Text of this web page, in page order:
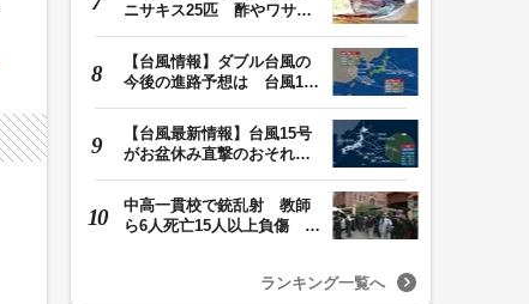
ニサキス25匹 酢やワサビ
【台風情報】ダブル台風の
今後の進路予想は 台風13
【台風最新情報】台風15号
がお盆休み直撃のおそれ
中高一貫校で銃乱射 教師
ら6人死亡15人以上負傷 容
ランキング一覧へ